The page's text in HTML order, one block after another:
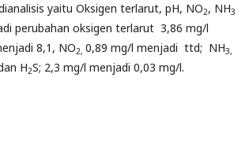
yaitu Oksigen terlarut, pH, NO2, NH3
perubahan oksigen terlarut 3,86 mg/l
8,1, NO2, 0,89 mg/l menjadi ttd; NH3,
H2S; 2,3 mg/l menjadi 0,03 mg/l.